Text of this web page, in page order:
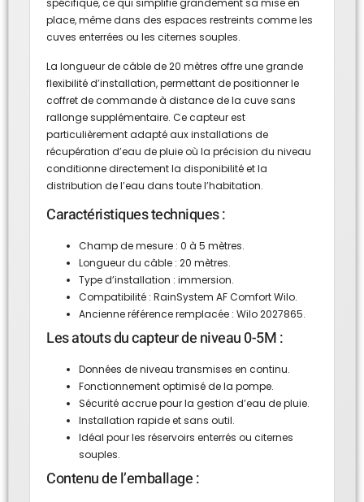
spécifique, ce qui simplifie grandement sa mise en
place, même dans des espaces restreints comme les
cuves enterrées ou les citernes souples.
La longueur de câble de 20 mètres offre une grande
flexibilité d’installation, permettant de positionner le
coffret de commande à distance de la cuve sans
rallonge supplémentaire. Ce capteur est
particulièrement adapté aux installations de
récupération d’eau de pluie où la précision du niveau
conditionne directement la disponibilité et la
distribution de l’eau dans toute l’habitation.
Caractéristiques techniques :
Champ de mesure : 0 à 5 mètres.
Longueur du câble : 20 mètres.
Type d’installation : immersion.
Compatibilité : RainSystem AF Comfort Wilo.
Ancienne référence remplacée : Wilo 2027865.
Les atouts du capteur de niveau 0-5M :
Données de niveau transmises en continu.
Fonctionnement optimisé de la pompe.
Sécurité accrue pour la gestion d’eau de pluie.
Installation rapide et sans outil.
Idéal pour les réservoirs enterrés ou citernes
souples.
Contenu de l’emballage :